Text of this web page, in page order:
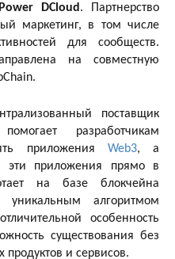
Power DCloud . Партнерство
маркетинг, в том числе
для сообществ.
на совместную
поставщик
разработчикам
приложения Web3, а
эти приложения прямо в
на базе блокчейна
уникальным алгоритмом
особенность
существования без
продуктов и сервисов.